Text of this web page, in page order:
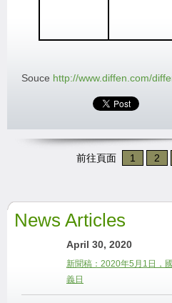
Souce http://www.diffen.com/
前往頁面 1 2
News Articles
April 30, 2020
新聞稿：2020年5月1日，
義日